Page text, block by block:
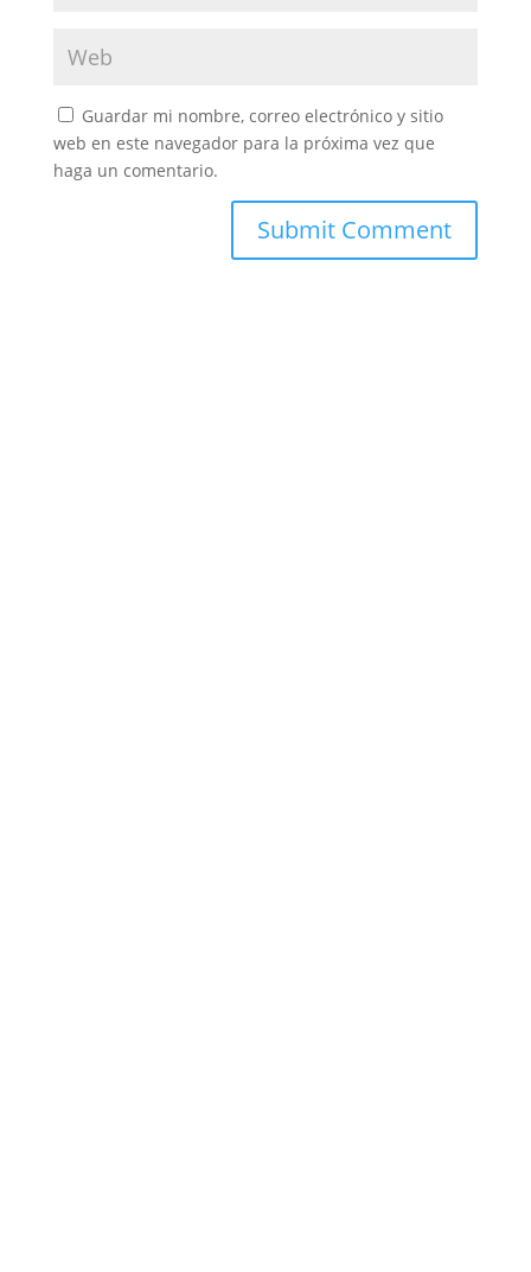
Guardar mi nombre, correo electrónico y sitio
web en este navegador para la próxima vez que
haga un comentario.